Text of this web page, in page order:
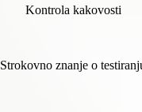
Kontrola kakovosti
Strokovno znanje o